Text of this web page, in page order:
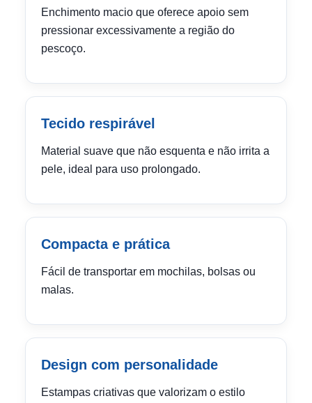
Enchimento macio que oferece apoio sem
pressionar excessivamente a região do
pescoço.
Tecido respirável
Material suave que não esquenta e não irrita a
pele, ideal para uso prolongado.
Compacta e prática
Fácil de transportar em mochilas, bolsas ou
malas.
Design com personalidade
Estampas criativas que valorizam o estilo